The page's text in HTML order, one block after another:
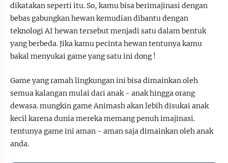
dikatakan seperti itu. So, kamu bisa berimajinasi dengan
bebas gabungkan hewan kemudian dibantu dengan
teknologi AI hewan tersebut menjadi satu dalam bentuk
yang berbeda. Jika kamu pecinta hewan tentunya kamu
bakal menyukai game yang satu ini dong !
Game yang ramah lingkungan ini bisa dimainkan oleh
semua kalangan mulai dari anak - anak hingga orang
dewasa. mungkin game Animash akan lebih disukai anak
kecil karena dunia mereka memang penuh imajinasi.
tentunya game ini aman - aman saja dimainkan oleh anak
anda.